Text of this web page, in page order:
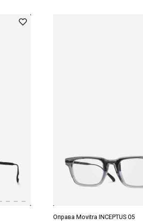
Оправа Movitra INCEPTUS 05